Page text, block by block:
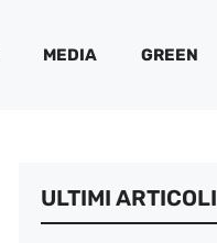
MEDIA GREEN
ULTIMI ARTICOLI